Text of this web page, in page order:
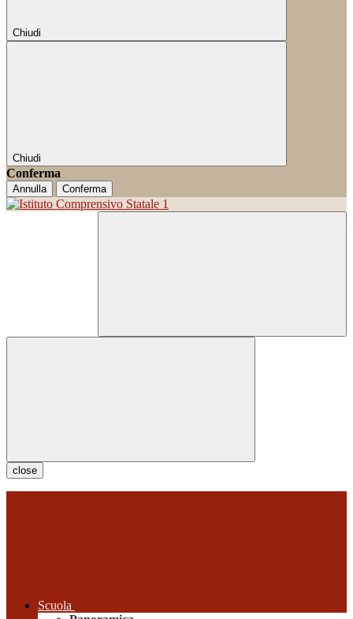
Chiudi
Chiudi
Conferma
Annulla Conferma
close
Scuola